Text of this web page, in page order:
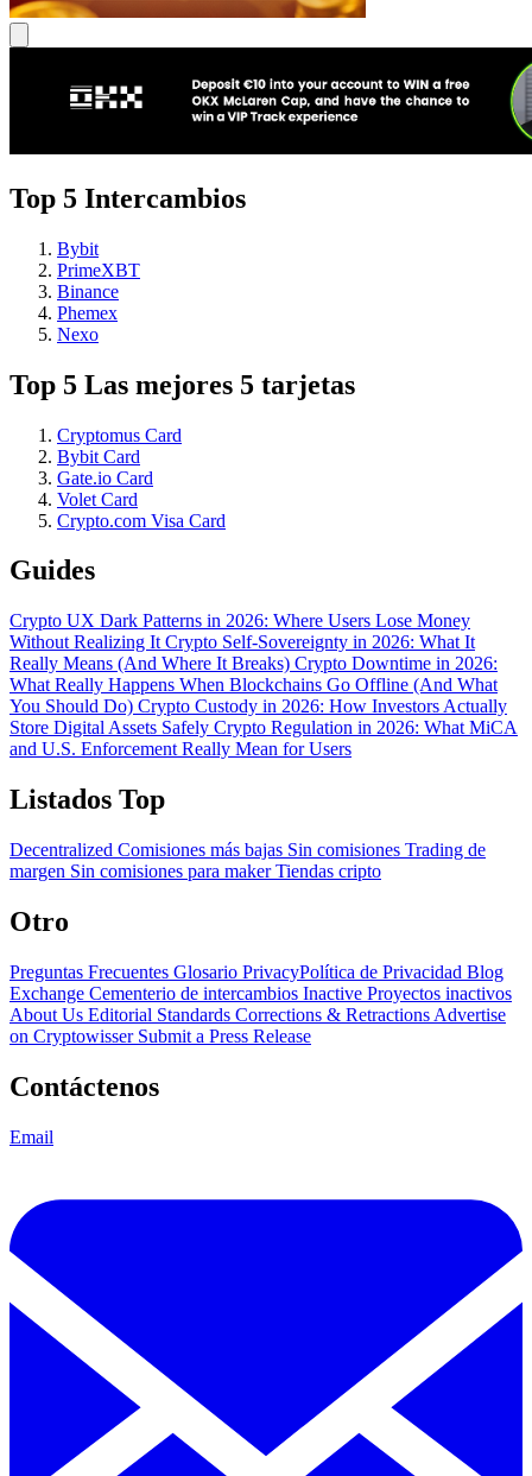
Top 5 Intercambios
Bybit
PrimeXBT
Binance
Phemex
Nexo
Top 5 Las mejores 5 tarjetas
Cryptomus Card
Bybit Card
Gate.io Card
Volet Card
Crypto.com Visa Card
Guides
Crypto UX Dark Patterns in 2026: Where Users Lose Money
Without Realizing It Crypto Self-Sovereignty in 2026: What It
Really Means (And Where It Breaks) Crypto Downtime in 2026:
What Really Happens When Blockchains Go Offline (And What
You Should Do) Crypto Custody in 2026: How Investors Actually
Store Digital Assets Safely Crypto Regulation in 2026: What MiCA
and U.S. Enforcement Really Mean for Users
Listados Top
Decentralized Comisiones más bajas Sin comisiones Trading de
margen Sin comisiones para makerTiendas cripto
Otro
Preguntas Frecuentes Glosario PrivacyPolítica de Privacidad Blog
Exchange Cementerio de intercambios Inactive Proyectos inactivos
About Us Editorial Standards Corrections & Retractions Advertise
on Cryptowisser Submit a Press Release
Contáctenos
Email